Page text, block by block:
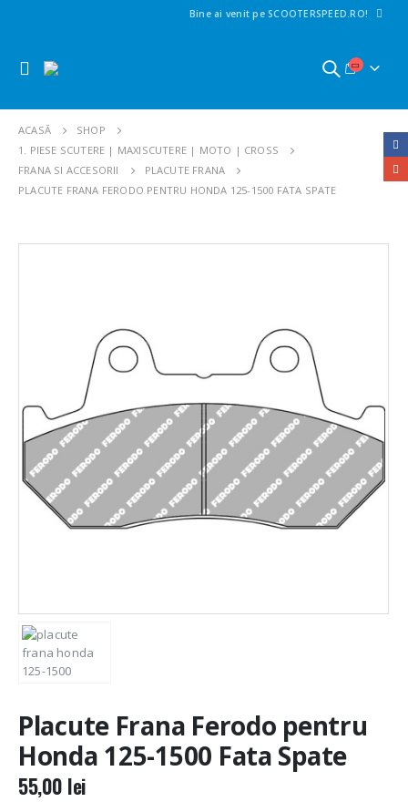
Bine ai venit pe SCOOTERSPEED.RO!
ACASĂ
SHOP
1. PIESE SCUTERE | MAXISCUTERE | MOTO | CROSS
FRANA SI ACCESORII
PLACUTE FRANA
PLACUTE FRANA FERODO PENTRU HONDA 125-1500 FATA SPATE
Placute Frana Ferodo pentru
Honda 125-1500 Fata Spate
55,00 lei